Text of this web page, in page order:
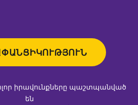
իրավունքները պաշտպանված
են